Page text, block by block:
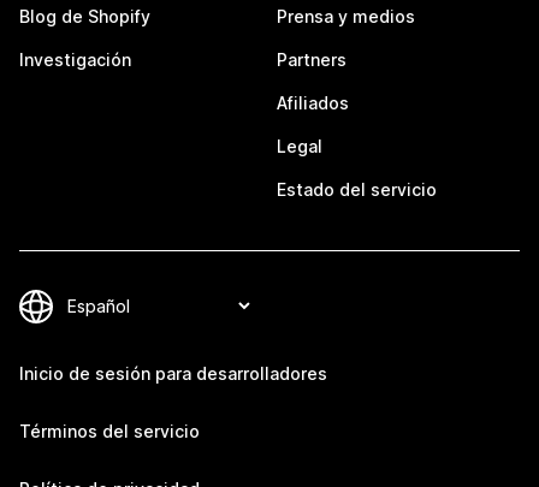
Blog de Shopify
Investigación
Prensa y medios
Partners
Afiliados
Legal
Estado del servicio
Inicio de sesión para desarrolladores
Términos del servicio